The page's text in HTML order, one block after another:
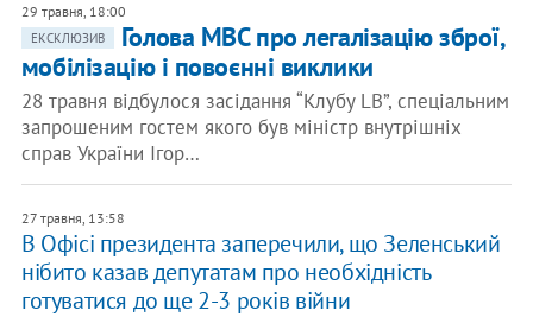
29 травня, 18:00
ЕКСКЛЮЗИВ
Голова МВС про легалізацію зброї,
мобілізацію і повоєнні виклики
28 травня відбулося засідання “Клубу LB”, спеціальним
запрошеним гостем якого був міністр внутрішніх
справ України Ігор…
27 травня, 13:58
В Офісі президента заперечили, що Зеленський
нібито казав депутатам про необхідність
готуватися до ще 2-3 років війни